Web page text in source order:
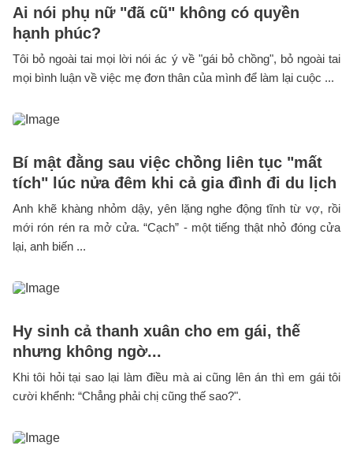
Ai nói phụ nữ "đã cũ" không có quyền
hạnh phúc?
Tôi bỏ ngoài tai mọi lời nói ác ý về "gái bỏ chồng", bỏ ngoài tai
mọi bình luận về việc mẹ đơn thân của mình để làm lại cuộc ...
Bí mật đằng sau việc chồng liên tục "mất
tích" lúc nửa đêm khi cả gia đình đi du lịch
Anh khẽ khàng nhỏm dậy, yên lặng nghe động tĩnh từ vợ, rồi
mới rón rén ra mở cửa. “Cạch” - một tiếng thật nhỏ đóng cửa
lại, anh biến ...
Hy sinh cả thanh xuân cho em gái, thế
nhưng không ngờ...
Khi tôi hỏi tại sao lại làm điều mà ai cũng lên án thì em gái tôi
cười khểnh: “Chẳng phải chị cũng thế sao?".